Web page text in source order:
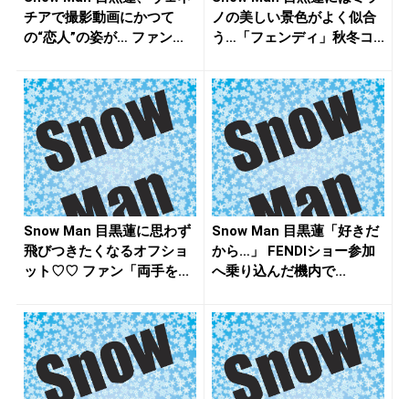
チアで撮影動画にかつて
の“恋人”の姿が… ファン...
ノの美しい景色がよく似合
う…「フェンディ」秋冬コ...
Snow Man 目黒蓮に思わず
飛びつきたくなるオフショ
ット♡♡ ファン「両手を...
Snow Man 目黒蓮「好きだ
から…」 FENDIショー参加
へ乗り込んだ機内で...